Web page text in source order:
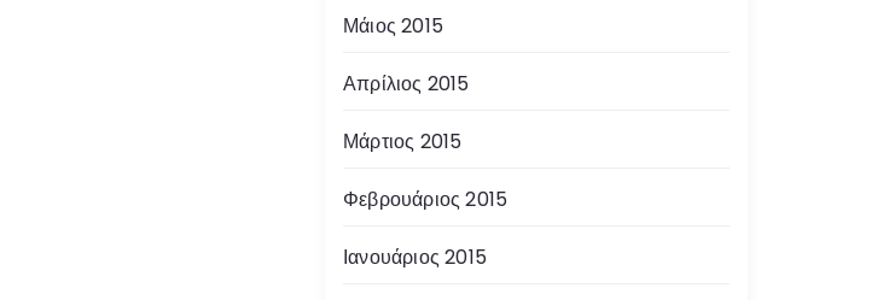
Μάιος 2015
Απρίλιος 2015
Μάρτιος 2015
Φεβρουάριος 2015
Ιανουάριος 2015